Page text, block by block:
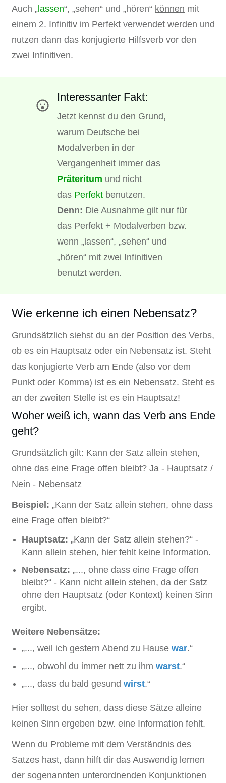
Auch „ lassen“, „sehen“ und „hören“ können mit
einem 2. Infinitiv im Perfekt verwendet werden und
nutzen dann das konjugierte Hilfsverb vor den
zwei Infinitiven.
Interessanter Fakt:
Jetzt kennst du den Grund,
warum Deutsche bei
Modalverben in der
Vergangenheit immer das
Präteritum und nicht
das Perfekt benutzen.
Denn: Die Ausnahme gilt nur für
das Perfekt + Modalverben bzw.
wenn „lassen“, „sehen“ und
„hören“ mit zwei Infinitiven
benutzt werden.
Wie erkenne ich einen Nebensatz?
Grundsätzlich siehst du an der Position des Verbs,
ob es ein Hauptsatz oder ein Nebensatz ist. Steht
das konjugierte Verb am Ende (also vor dem
Punkt oder Komma) ist es ein Nebensatz. Steht es
an der zweiten Stelle ist es ein Hauptsatz!
Woher weiß ich, wann das Verb ans Ende
geht?
Grundsätzlich gilt: Kann der Satz allein stehen,
ohne das eine Frage offen bleibt? Ja - Hauptsatz /
Nein - Nebensatz
Beispiel: „Kann der Satz allein stehen, ohne dass
eine Frage offen bleibt?“
Hauptsatz: „Kann der Satz allein stehen?“ -
Kann allein stehen, hier fehlt keine Information.
Nebensatz: „..., ohne dass eine Frage offen
bleibt?“ - Kann nicht allein stehen, da der Satz
ohne den Hauptsatz (oder Kontext) keinen Sinn
ergibt.
Weitere Nebensätze:
„..., weil ich gestern Abend zu Hause war.“
„..., obwohl du immer nett zu ihm warst.“
„..., dass du bald gesund wirst.“
Hier solltest du sehen, dass diese Sätze alleine
keinen Sinn ergeben bzw. eine Information fehlt.
Wenn du Probleme mit dem Verständnis des
Satzes hast, dann hilft dir das Auswendig lernen
der sogenannten unterordnenden Konjunktionen